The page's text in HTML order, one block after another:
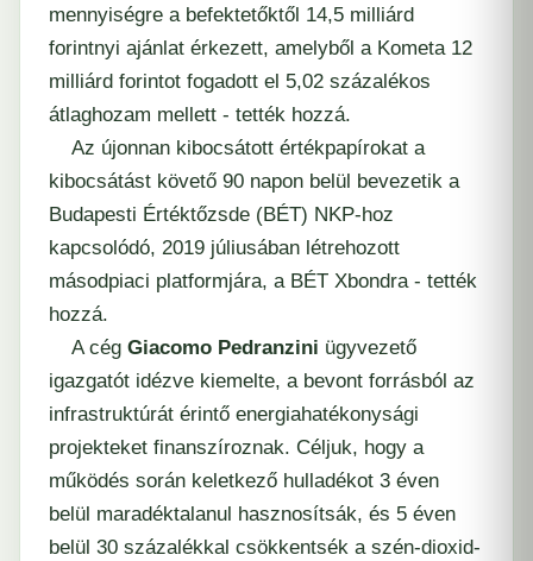
mennyiségre a befektetőktől 14,5 milliárd
forintnyi ajánlat érkezett, amelyből a Kometa 12
milliárd forintot fogadott el 5,02 százalékos
átlaghozam mellett - tették hozzá.
Az újonnan kibocsátott értékpapírokat a
kibocsátást követő 90 napon belül bevezetik a
Budapesti Értéktőzsde (BÉT) NKP-hoz
kapcsolódó, 2019 júliusában létrehozott
másodpiaci platformjára, a BÉT Xbondra - tették
hozzá.
A cég Giacomo Pedranzini ügyvezető
igazgatót idézve kiemelte, a bevont forrásból az
infrastruktúrát érintő energiahatékonysági
projekteket finanszíroznak. Céljuk, hogy a
működés során keletkező hulladékot 3 éven
belül maradéktalanul hasznosítsák, és 5 éven
belül 30 százalékkal csökkentsék a szén-dioxid-